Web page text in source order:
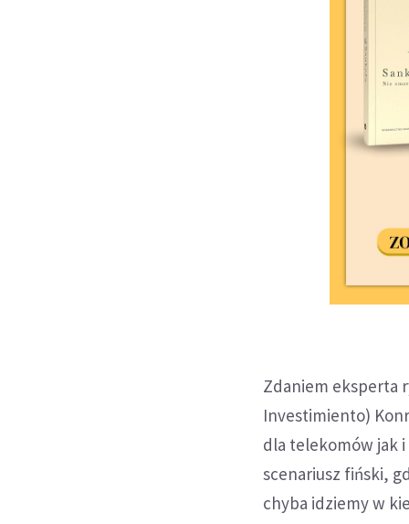
Zdaniem eksperta
Investimiento)
dla telekomów jak
scenariusz fiński,
chyba idziemy w